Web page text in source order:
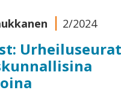
2/2024
Urheiluseurat